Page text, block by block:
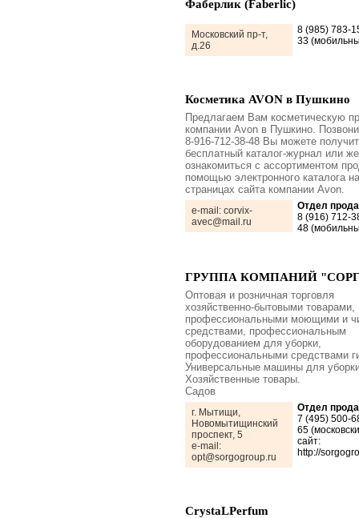
Фаберлик (Faberlic)
Московский пр-т,
д.26
8 (985) 783-
33
Косметика AVON в Пушкино
Предлагаем Вам косметическую
компании Avon в Пушкино.
8-916-712-38-48 Вы можете
бесплатный каталог-журнал или же
ознакомиться с ассортиментом
помощью электронного каталога на
страницах сайта компании Avon.
e-mail: corvix-
avec@mail.ru
Отдел
8 (916) 712-
48
ГРУППА КОМПАНИЙ
Оптовая и розничная торговля
хозяйственно-бытовыми товарами,
профессиональными моющими и
средствами, профессиональным
оборудованием для уборки,
профессиональными средствами
Универсальные машины для
Хозяйственные товары.
Садов
г. Мытищи,
Новомытищинский
проспект, 5
e-mail:
opt@sorgogroup.ru
Отдел
7 (495) 500-
65
сайт:
http://
CrystaLPerfum